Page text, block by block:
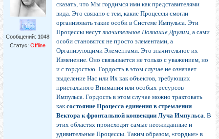
Сообщений: 1048
Статус: Offline
сказать, что Мы гордимся ими как представителями
вида. Это связано с тем, какие Процессы смогли
организовать такие особи в Системе Импульса. Эти
Процессы несут значительное Познание Другим, а сами
особи становятся не просто элементами, а
Организующими Элементами. Это значительное их
Изменение. Оно связывается не только с уважением, но
и с гордостью. Гордость в этом случае не означает
выделение Нас или Их как объектов, требующих
пристального Внимания или особых ресурсов
Импульса. Гордость в этом случае можно трактовать
каксостояние Процесса единения в стремлении
Вектора к фронтальной конвекции Луча Импульса. В
этих областях происходят самые неожиданные и
удивительные Процессы. Таким образом, «гордые» в